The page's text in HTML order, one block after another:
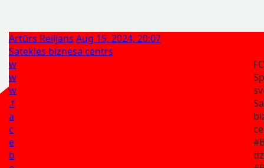
Artūrs Reiljans Aug 15, 2024, 20:07
Satekles biznesa centrs
w
w
w
.f
a
c
e
b